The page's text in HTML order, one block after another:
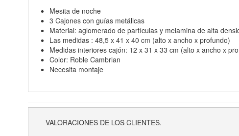
Mesita de noche
3 Cajones con guías metálicas
Material: aglomerado de partículas y melamina de alta
Las medidas : 48,5 x 41 x 40 cm (alto x ancho x profundo)
Medidas interiores cajón: 12 x 31 x 33 cm (alto x ancho x
Color: Roble Cambrian
Necesita montaje
VALORACIONES DE LOS CLIENTES.